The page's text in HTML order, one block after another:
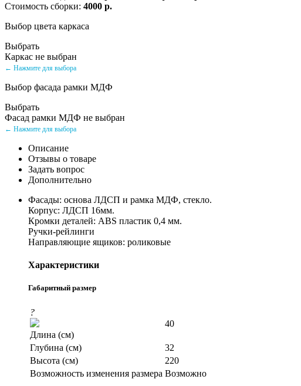
Стоимость сборки: 4000 р.
Выбор цвета каркаса
Выбрать
Каркас не выбран
← Нажмите для выбора
Выбор фасада рамки МДФ
Выбрать
Фасад рамки МДФ не выбран
← Нажмите для выбора
Описание
Отзывы о товаре
Задать вопрос
Дополнительно
Фасады: основа ЛДСП и рамка МДФ, стекло.
Корпус: ЛДСП 16мм.
Кромки деталей: ABS пластик 0,4 мм.
Ручки-рейлинги
Направляющие ящиков: роликовые
Характеристики
Габаритный размер
?
Длина (см)
40
Глубина (см)
32
Высота (см)
220
Возможность изменения размера Возможно